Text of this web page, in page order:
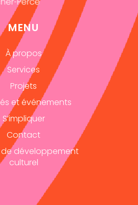
MENU
À propos
Services
Projets
et événements
S’impliquer
Contact
de développement
culturel